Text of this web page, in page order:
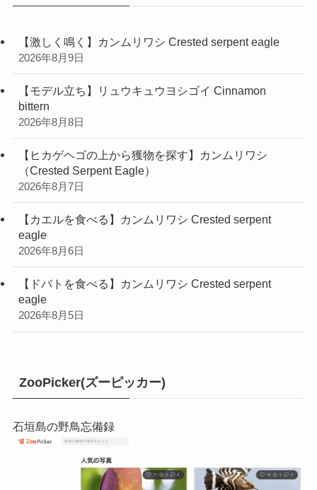
【激しく鳴く】カンムリワシ Crested serpent eagle
2026年8月9日
【モデル立ち】リュウキュウヨシゴイ Cinnamon
bittern
2026年8月8日
【ヒカゲヘゴの上から獲物を探す】カンムリワシ
（Crested Serpent Eagle）
2026年8月7日
【カエルを食べる】カンムリワシ Crested serpent
eagle
2026年8月6日
【ドバトを食べる】カンムリワシ Crested serpent
eagle
2026年8月5日
ZooPicker(ズーピッカー)
石垣島の野鳥忘備録